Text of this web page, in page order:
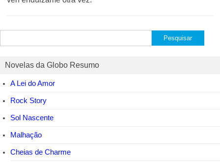
por:
Novelas da Globo Resumo
A Lei do Amor
Rock Story
Sol Nascente
Malhação
Cheias de Charme